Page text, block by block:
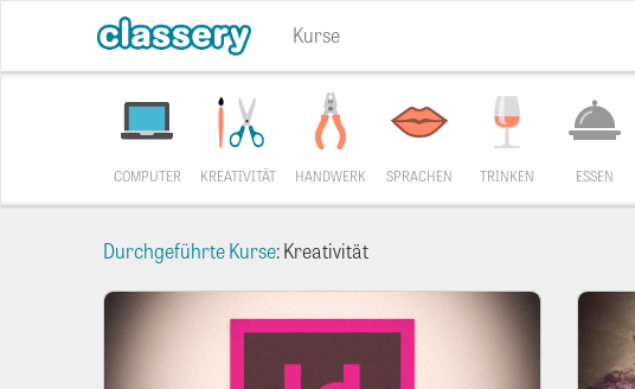
Kurse
COMPUTER KREATIVITÄT HANDWERK SPRACHEN TRINKEN ESSEN
Durchgeführte Kurse: Kreativität